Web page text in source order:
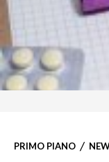
PRIMO PIANO